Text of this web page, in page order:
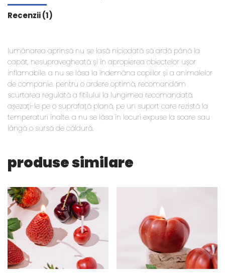
Recenzii (1)
lumânarea aprinsă nu se lasă niciodată să ardă până la
capăt, nesupravegheată și în apropierea obiectelor ușor
inflamabile. a nu se lăsa la îndemâna copiilor și a animalelor
de companie. pentru o ardere optimă, recomandăm
scurtarea regulată a fitilului la lungimea recomandată.
așezați-le pe o suprafață plană, pe un suport care rezistă la
temperaturi înalte. a nu se lăsa în locuri expuse la soare sau
lângă o sursă de căldură.
produse similare